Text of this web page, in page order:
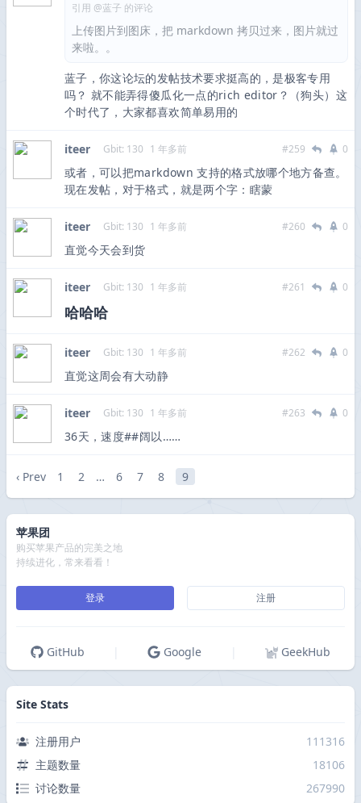
引用 @蓝子 的评论
上传图片到图床，把 markdown 拷贝过来，图片就过
来啦。。
蓝子，你这论坛的发帖技术要求挺高的，是极客专用
吗？ 就不能弄得傻瓜化一点的rich editor？（狗头）这
个时代了，大家都喜欢简单易用的
iteer Gbit: 130 1 年多前 #259 0
或者，可以把markdown 支持的格式放哪个地方备查。
现在发帖，对于格式，就是两个字：瞎蒙
iteer Gbit: 130 1 年多前 #260 0
直觉今天会到货
iteer Gbit: 130 1 年多前 #261 0
哈哈哈
iteer Gbit: 130 1 年多前 #262 0
直觉这周会有大动静
iteer Gbit: 130 1 年多前 #263 0
36天，速度##阔以……
‹ Prev 1 2 … 6 7 8 9
苹果团
购买苹果产品的完美之地
持续进化，常来看看！
登录 注册
GitHub Google GeekHub
Site Stats
注册用户
111316
主题数量
18106
讨论数量
267990